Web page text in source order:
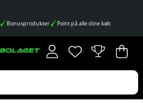
Bonusprodukter Point på alle dine køb
Ønskeliste
Antal på
. .